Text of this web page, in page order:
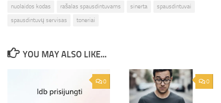
nuolaidos kodas
rašalas spausdintuvams sinerta
spausdintuvai
spausdintuvų servisas
toneriai
YOU MAY ALSO LIKE...
0 0